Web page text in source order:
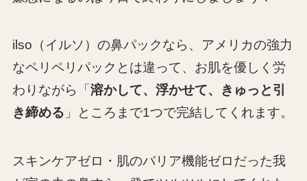
ilso（イルソ）の鼻パックなら、アメリカの強力
なペリペリパックとは違って、お肌を優しく労
わりながら「 溶かして、浮かせて、きゅっと引
き締める 」ところまで1つで完結してくれます。
スキンケアゼロ・肌のバリア機能ゼロだった我